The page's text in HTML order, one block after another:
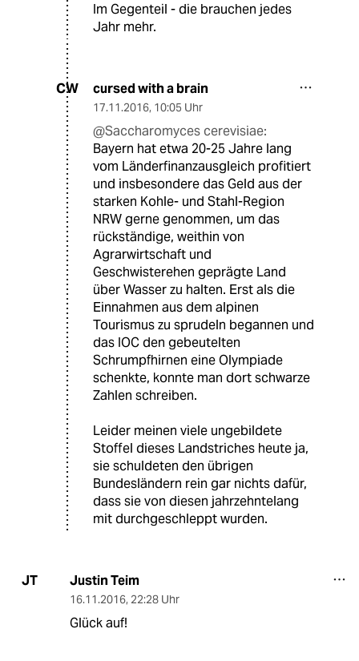
Im Gegenteil - die brauchen jedes
Jahr mehr.
CW cursed with a brain
17.11.2016, 10:05 Uhr
@Saccharomyces cerevisiae:
Bayern hat etwa 20-25 Jahre lang
vom Länderfinanzausgleich profitiert
und insbesondere das Geld aus der
starken Kohle- und Stahl-Region
NRW gerne genommen, um das
rückständige, weithin von
Agrarwirtschaft und
Geschwisterehen geprägte Land
über Wasser zu halten. Erst als die
Einnahmen aus dem alpinen
Tourismus zu sprudeln begannen und
das IOC den gebeutelten
Schrumpfhirnen eine Olympiade
schenkte, konnte man dort schwarze
Zahlen schreiben.
Leider meinen viele ungebildete
Stoffel dieses Landstriches heute ja,
sie schuldeten den übrigen
Bundesländern rein gar nichts dafür,
dass sie von diesen jahrzehntelang
mit durchgeschleppt wurden.
JT Justin Teim
16.11.2016, 22:28 Uhr
Glück auf!